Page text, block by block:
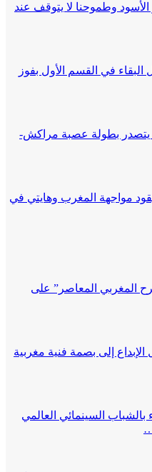
وطموحنا لا يتوقف عند
في القسم الأول بفوز
يتصدر بطولة عصبة مراكش-
مواجهة المغرب وهايتي في
المغربي المعاصر” على
إلى بصمة فنية مغربية
السينمائي العالمي